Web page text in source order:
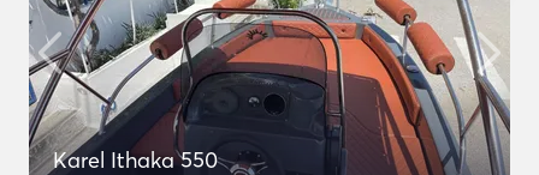
Karel Ithaka 550